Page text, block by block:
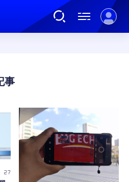
ジェット
27